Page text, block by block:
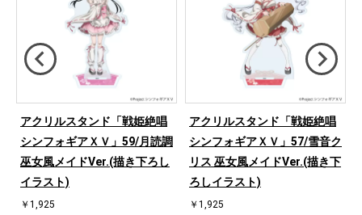
アクリルスタンド「戦姫絶唱
シンフォギアＸＶ」59/月読調
巫女風メイドVer.(描き下ろし
イラスト)
￥1,925
アクリルスタンド「戦姫絶唱
シンフォギアＸＶ」57/雪音ク
リス 巫女風メイドVer.(描き下
ろしイラスト)
￥1,925